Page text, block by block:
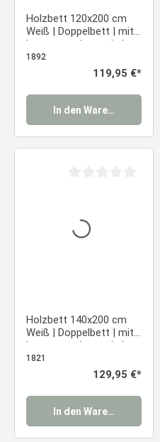
Holzbett 120x200 cm
Weiß | Doppelbett | mit
Lattenrost | massiv |
Kind Jugend Gast
1892
Regulärer Preis:
119,95 €*
In den Warenkorb
Holzbett 140x200 cm
Weiß | Doppelbett | mit
Lattenrost | massiv |
Kind Jugend Gast
1821
Regulärer Preis:
129,95 €*
In den Warenkorb